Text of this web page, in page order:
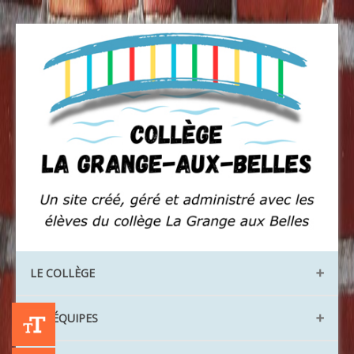
+A
LE COLLÈGE
Les locaux
Les instances
LES ÉQUIPES